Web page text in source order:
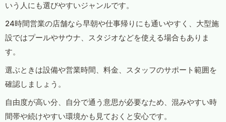
いう人にも選びやすいジャンルです。
24時間営業の店舗なら早朝や仕事帰りにも通いやすく、大型施
設ではプールやサウナ、スタジオなどを使える場合もありま
す。
選ぶときは設備や営業時間、料金、スタッフのサポート範囲を
確認しましょう。
自由度が高い分、自分で通う意思が必要なため、混みやすい時
間帯や続けやすい環境かも見ておくと安心です。